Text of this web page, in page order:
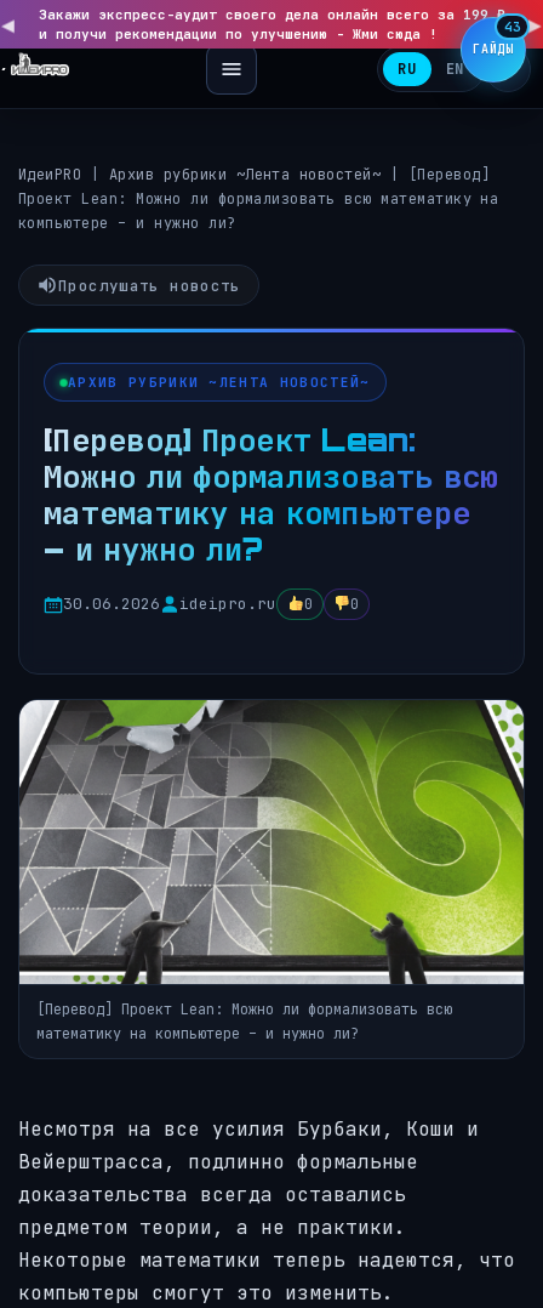
◀
Закажи экспресс-аудит своего дела онлайн всего за 199 ₽
и получи рекомендации по улучшению - Жми сюда !
▶
RU EN
ИдеиPRO Архив рубрики ~Лента новостей~
[Перевод]
Проект Lean: Можно ли формализовать всю математику на
компьютере – и нужно ли?
Прослушать новость
АРХИВ РУБРИКИ ~ЛЕНТА НОВОСТЕЙ~
[Перевод] Проект Lean:
Можно ли формализовать всю
математику на компьютере
– и нужно ли?
30.06.2026 ideipro.ru 0 0
[Перевод] Проект Lean: Можно ли формализовать всю
математику на компьютере – и нужно ли?
Несмотря на все усилия Бурбаки, Коши и
Вейерштрасса, подлинно формальные
доказательства всегда оставались
предметом теории, а не практики.
Некоторые математики теперь надеются, что
компьютеры смогут это изменить.
ГАЙДЫ
43